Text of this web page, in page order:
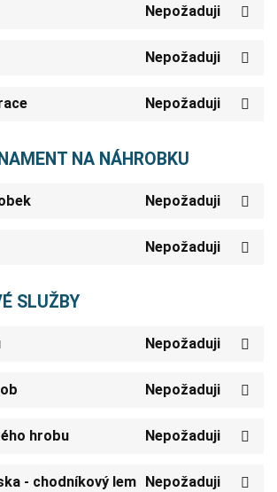
Nepožaduji
Nepožaduji
Nepožaduji
NA NÁHROBKU
Nepožaduji
Nepožaduji
SLUŽBY
Nepožaduji
Nepožaduji
hrobu Nepožaduji
- chodníkový lem Nepožaduji